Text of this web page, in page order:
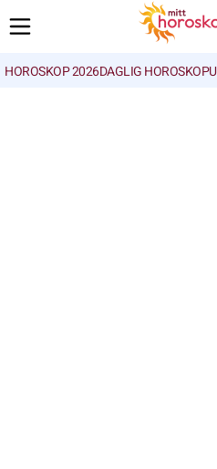
HOROSKOP 2026DAGLIG HOROSKOP